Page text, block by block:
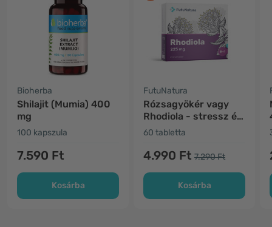
Bioherba
Shilajit (Mumia) 400
mg
100 kapszula
7.590 Ft
Kosárba
FutuNatura
Rózsagyökér vagy
Rhodiola - stressz és
hangulat
60 tabletta
4.990 Ft 7.290 Ft
Kosárba